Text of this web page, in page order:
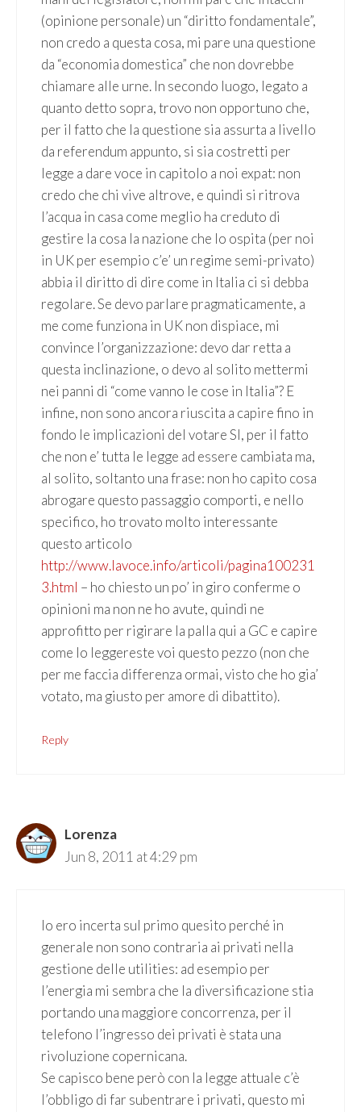
(opinione personale) un “diritto fondamentale”,
non credo a questa cosa, mi pare una questione
da “economia domestica” che non dovrebbe
chiamare alle urne. In secondo luogo, legato a
quanto detto sopra, trovo non opportuno che,
per il fatto che la questione sia assurta a livello
da referendum appunto, si sia costretti per
legge a dare voce in capitolo a noi expat: non
credo che chi vive altrove, e quindi si ritrova
l’acqua in casa come meglio ha creduto di
gestire la cosa la nazione che lo ospita (per noi
in UK per esempio c’e’ un regime semi-privato)
abbia il diritto di dire come in Italia ci si debba
regolare. Se devo parlare pragmaticamente, a
me come funziona in UK non dispiace, mi
convince l’organizzazione: devo dar retta a
questa inclinazione, o devo al solito mettermi
nei panni di “come vanno le cose in Italia”? E
infine, non sono ancora riuscita a capire fino in
fondo le implicazioni del votare SI, per il fatto
che non e’ tutta le legge ad essere cambiata ma,
al solito, soltanto una frase: non ho capito cosa
abrogare questo passaggio comporti, e nello
specifico, ho trovato molto interessante
questo articolo
http://www.lavoce.info/articoli/pagina100231
3.html – ho chiesto un po’ in giro conferme o
opinioni ma non ne ho avute, quindi ne
approfitto per rigirare la palla qui a GC e capire
come lo leggereste voi questo pezzo (non che
per me faccia differenza ormai, visto che ho gia’
votato, ma giusto per amore di dibattito).
Reply
Lorenza
Jun 8, 2011 at 4:29 pm
Io ero incerta sul primo quesito perché in
generale non sono contraria ai privati nella
gestione delle utilities: ad esempio per
l’energia mi sembra che la diversificazione stia
portando una maggiore concorrenza, per il
telefono l’ingresso dei privati è stata una
rivoluzione copernicana.
Se capisco bene però con la legge attuale c’è
l’obbligo di far subentrare i privati, questo mi